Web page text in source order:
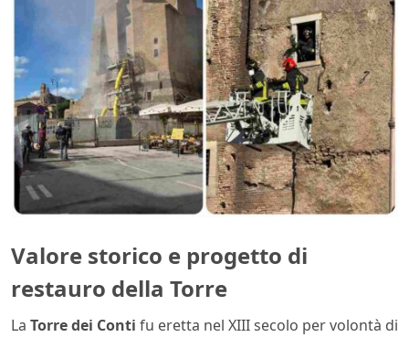
Valore storico e progetto di
restauro della Torre
La Torre dei Conti fu eretta nel XIII secolo per volontà di